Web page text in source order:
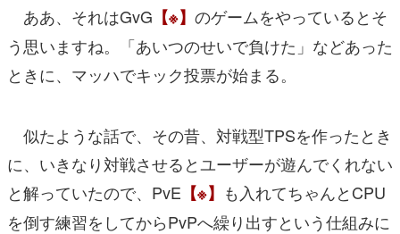
ああ、それはGvG 【※】 のゲームをやっているとそ
う思いますね。「あいつのせいで負けた」などあった
ときに、マッハでキック投票が始まる。
似たような話で、その昔、対戦型TPSを作ったとき
に、いきなり対戦させるとユーザーが遊んでくれない
と解っていたので、PvE 【※】 も入れてちゃんとCPU
を倒す練習をしてからPvPへ繰り出すという仕組みに